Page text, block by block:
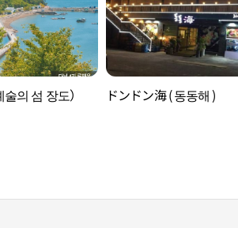
의 섬 장도） ドンドン海 ( 동동해 )